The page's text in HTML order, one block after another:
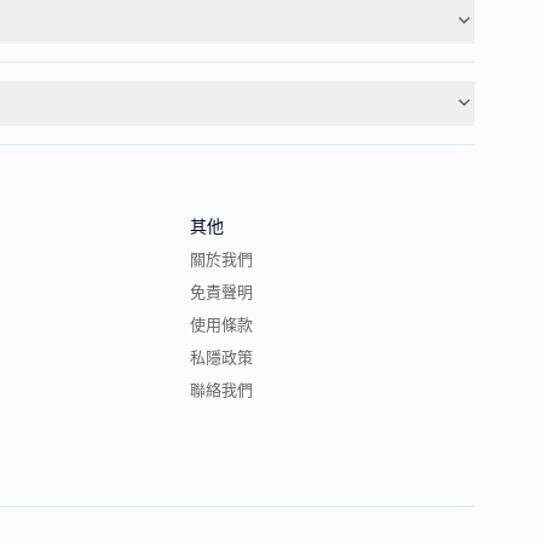
其他
關於我們
免責聲明
使用條款
私隱政策
聯絡我們